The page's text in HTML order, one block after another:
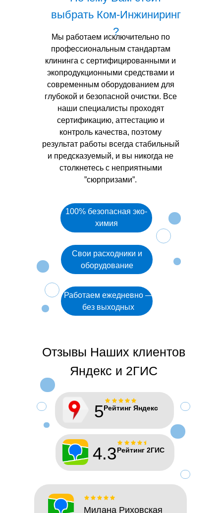
Мы работаем исключительно по
профессиональным стандартам
клининга с сертифицированными и
экопродукционными средствами и
современным оборудованием для
глубокой и безопасной очистки. Все
наши специалисты проходят
сертификацию, аттестацию и
контроль качества, поэтому
результат работы всегда стабильный
и предсказуемый, и вы никогда не
столкнетесь с неприятными
”сюрпризами”.
выбрать Ком-Инжиниринг
?
100% безопасная эко-
химия
Свои расходники и
оборудование
Работаем ежедневно —
без выходных
Отзывы Наших клиентов
Яндекс и 2ГИС
4.3
5
Рейтинг 2ГИС
Рейтинг Яндекс
Милана Риховская